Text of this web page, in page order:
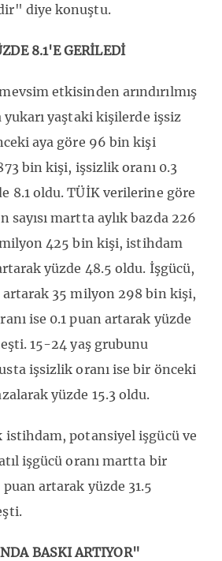
diye konuştu.
8.1'E GERİLEDİ
etkisinden arındırılmış
yukarı yaştaki kişilerde işsiz
aya göre 96 bin kişi
bin kişi, işsizlik oranı 0.3
8.1 oldu. TÜİK verilerine göre
martta aylık bazda 226
425 bin kişi, istihdam
yüzde 48.5 oldu. İşgücü,
35 milyon 298 bin kişi,
ise 0.1 puan artarak yüzde
15-24 yaş grubunu
işsizlik oranı ise bir önceki
yüzde 15.3 oldu.
istihdam, potansiyel işgücü ve
işgücü oranı martta bir
artarak yüzde 31.5
BASKI ARTIYOR"